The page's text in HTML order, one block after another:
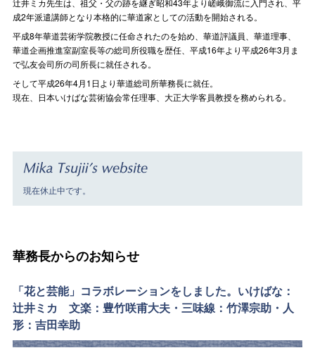
辻󠄀井ミカ先生は、祖父・父の跡を継ぎ昭和43年より嵯峨御流に入門され、平
成2年派遣講師となり本格的に華道家としての活動を開始される。
平成8年華道芸術学院教授に任命されたのを始め、華道評議員、華道理事、
華道企画推進室副室長等の総司所役職を歴任、平成16年より平成26年3月ま
で弘友会司所の司所長に就任される。
そして平成26年4月1日より華道総司所華務長に就任。
現在、日本いけばな芸術協会常任理事、大正大学客員教授を務められる。
現在休止中です。
華務長からのお知らせ
「花と芸能」コラボレーションをしました。いけばな：
辻井ミカ 文楽：豊竹咲甫大夫・三味線：竹澤宗助・人
形：吉田幸助